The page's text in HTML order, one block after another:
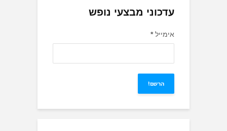
עדכוני מבצעי נופש
אימייל*